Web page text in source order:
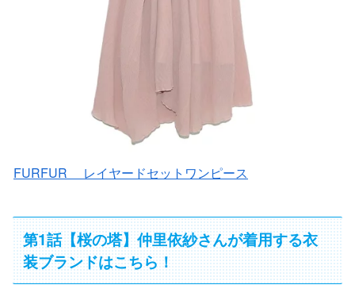
FURFUR レイヤードセットワンピース
第1話【桜の塔】仲里依紗さんが着用する衣
装ブランドはこちら！